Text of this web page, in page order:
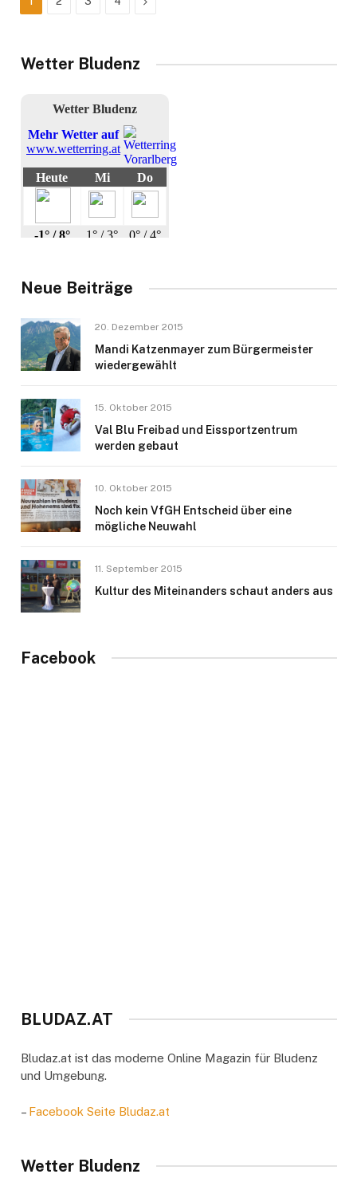
Wetter Bludenz
Neue Beiträge
20. Dezember 2015
Mandi Katzenmayer zum Bürgermeister
wiedergewählt
15. Oktober 2015
Val Blu Freibad und Eissportzentrum
werden gebaut
10. Oktober 2015
Noch kein VfGH Entscheid über eine
mögliche Neuwahl
11. September 2015
Kultur des Miteinanders schaut anders aus
Facebook
BLUDAZ.AT
Bludaz.at ist das moderne Online Magazin für Bludenz
und Umgebung.
– Facebook Seite Bludaz.at
Wetter Bludenz